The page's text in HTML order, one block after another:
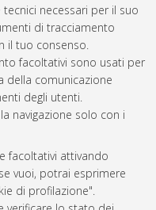
necessari per il suo
di tracciamento
il tuo consenso.
facoltativi sono usati per
della comunicazione
degli utenti.
navigazione solo con i
facoltativi attivando
vuoi, potrai esprimere
di profilazione".